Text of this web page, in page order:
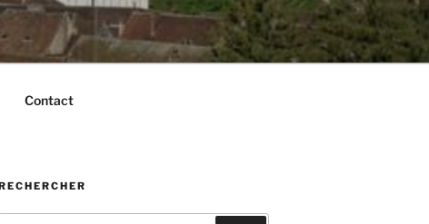
Contact